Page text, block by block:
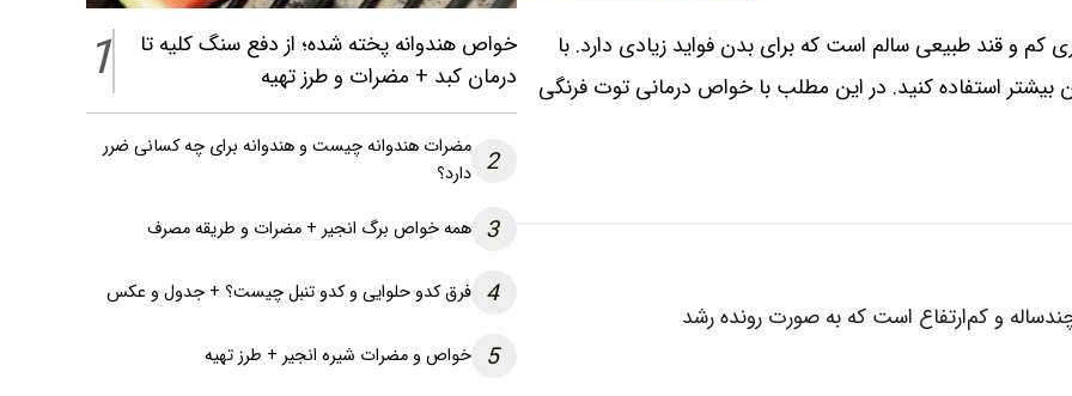
کم و قند طبیعی سالم است که برای بدن فواید زیادی دارد. با
استفاده کنید. در این مطلب با خواص درمانی توت فرنگی
و کم‌ارتفاع است که به صورت رونده رشد
خواص هندوانه پخته شده؛ از دفع سنگ کلیه تا
درمان کبد + مضرات و طرز تهیه
1
2 مضرات هندوانه چیست و هندوانه برای چه کسانی ضرر
دارد؟
3 همه خواص برگ انجیر + مضرات و طریقه مصرف
4 فرق کدو حلوایی و کدو تنبل چیست؟ + جدول و عکس
5 خواص و مضرات شیره انجیر + طرز تهیه